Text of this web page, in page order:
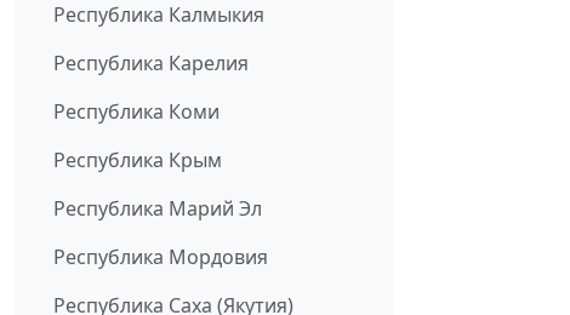
Республика Калмыкия
Республика Карелия
Республика Коми
Республика Крым
Республика Марий Эл
Республика Мордовия
Республика Саха (Якутия)